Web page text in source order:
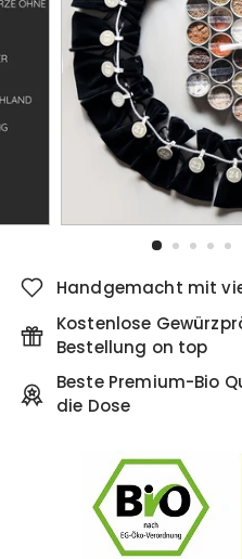
Handgemacht mit
Kostenlose
Bestellung on top
Beste Premium-Bio
die Dose